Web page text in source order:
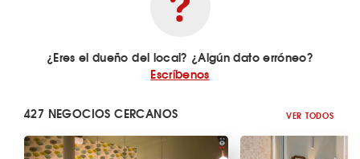
¿Eres el dueño del local? ¿Algún dato erróneo?
Escríbenos
427 NEGOCIOS CERCANOS VER TODOS